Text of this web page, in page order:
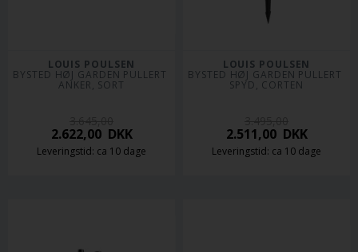
LOUIS POULSEN
BYSTED HØJ GARDEN PULLERT
ANKER, SORT
2.622,00DKK
Leveringstid: ca 10 dage
LOUIS POULSEN
BYSTED HØJ GARDEN PULLERT
SPYD, CORTEN
2.511,00DKK
Leveringstid: ca 10 dage